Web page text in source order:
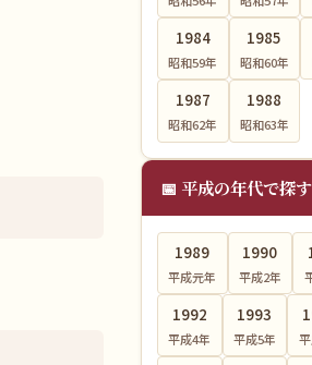
1984
昭和59年
1985
昭和60年
1987
昭和62年
1988
昭和63年
📅 平成の年代で探す
1989
平成元年
1990
平成2年
1992
平成4年
1993
平成5年